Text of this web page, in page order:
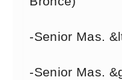
-Senior Mas.
-Senior Mas.